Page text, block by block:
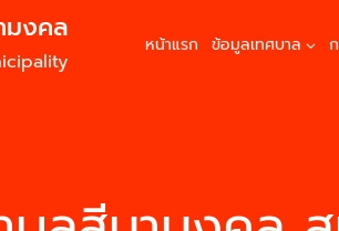
มงคล หน้าแรก ข้อมูลเทศบาล